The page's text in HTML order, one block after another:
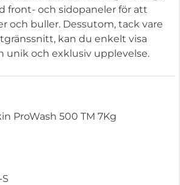
front- och sidopaneler för att
och buller. Dessutom, tack vare
kan du enkelt visa
unik och exklusiv upplevelse.
ProWash 500 TM 7Kg